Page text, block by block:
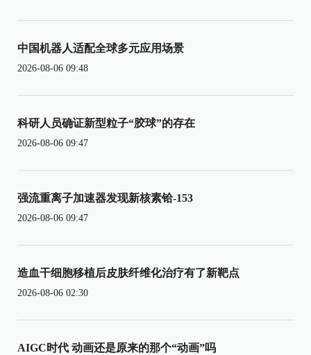
中国机器人适配全球多元应用场景
2026-08-06 09:48
科研人员确证新型粒子“胶球”的存在
2026-08-06 09:47
强流重离子加速器发现新核素铪-153
2026-08-06 09:47
造血干细胞移植后皮肤纤维化治疗有了新靶点
2026-08-06 02:30
AIGC时代 动画还是原来的那个“动画”吗